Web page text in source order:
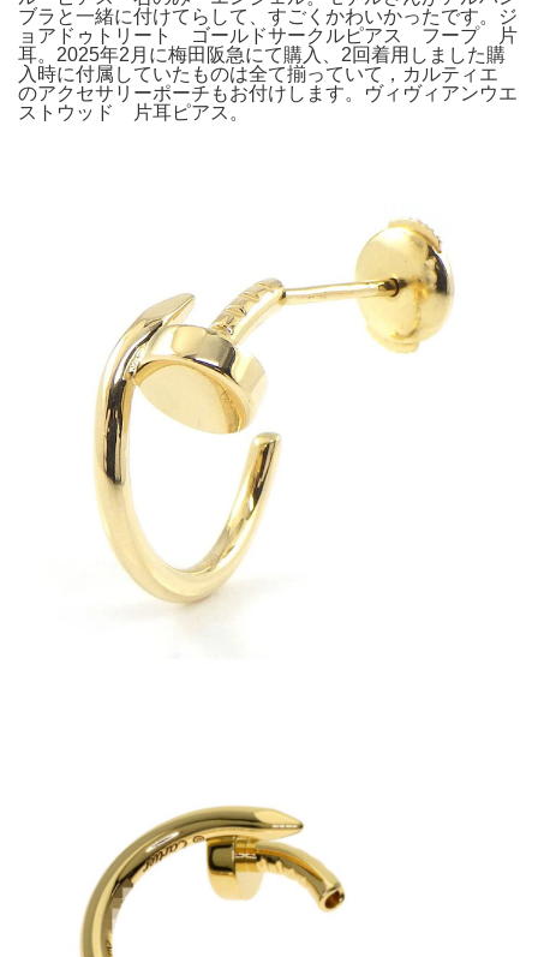
ブラと一緒に付けてらして、すごくかわいかったです。ジ
ョアドゥトリート ゴールドサークルピアス フープ 片
耳。2025年2月に梅田阪急にて購入、2回着用しました購
入時に付属していたものは全て揃っていて，カルティエ
のアクセサリーポーチもお付けします。ヴィヴィアンウエ
ストウッド 片耳ピアス。